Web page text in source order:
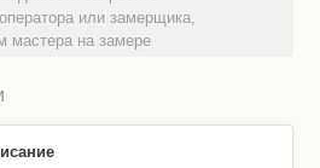
или замерщика,
мастера на замере